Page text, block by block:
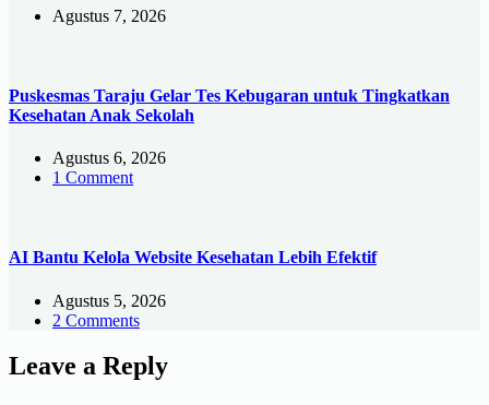
Agustus 7, 2026
Puskesmas Taraju Gelar Tes Kebugaran untuk Tingkatkan
Kesehatan Anak Sekolah
Agustus 6, 2026
1 Comment
AI Bantu Kelola Website Kesehatan Lebih Efektif
Agustus 5, 2026
2 Comments
Leave a Reply